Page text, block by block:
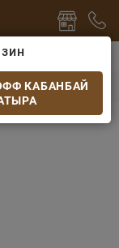
Радость
50гр
КАБАНБАЙ